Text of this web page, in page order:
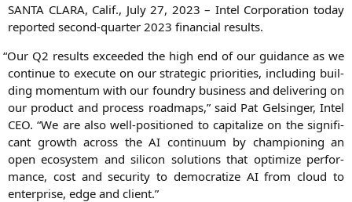
SANTA CLARA, Calif., July 27, 2023 – Intel Cor­po­ra­ti­on today
repor­ted second-quar­ter 2023 finan­cial results.
“Our Q2 results excee­ded the high end of our gui­dance as we
con­ti­nue to exe­cu­te on our stra­te­gic prio­ri­ties, inclu­ding buil­
ding momen­tum with our foundry busi­ness and deli­ve­ring on
our pro­duct and pro­cess road­maps,” said Pat Gel­sin­ger, Intel
CEO. “We are also well-posi­tio­ned to capi­ta­li­ze on the signi­fi­
cant growth across the AI con­ti­nu­um by cham­pio­ning an
open eco­sys­tem and sili­con solu­ti­ons that opti­mi­ze per­for­
mance, cost and secu­ri­ty to demo­cra­ti­ze AIfrom cloud to
enter­pri­se, edge and client.”